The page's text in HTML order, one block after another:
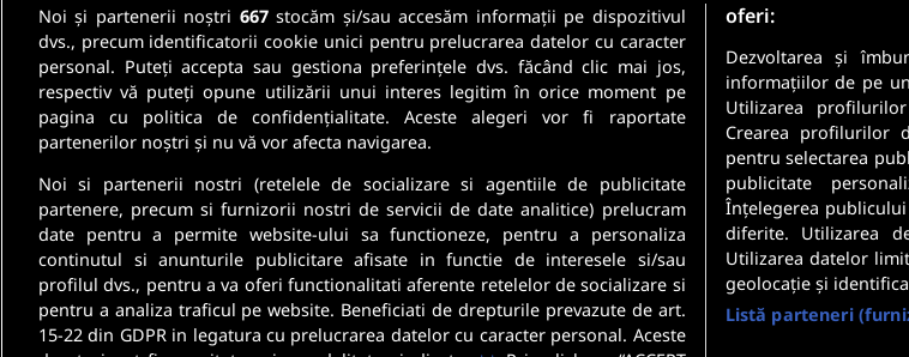
Fii informat
Aboneaza-te la newsletter-ul nostru si primeste cele mai recente
oferte de munca si informatii despre cariera direct in inbox-ul tau.
Sunt
Securitatea
Noi și partenerii noștri 667stocăm și/sau accesăm informații pe dispozitivul
dvs., precum identificatorii cookie unici pentru prelucrarea datelor cu caracter
personal. Puteți accepta sau gestiona preferințele dvs. făcând clic mai jos,
respectiv vă puteți opune utilizării unui interes legitim în orice moment pe
pagina cu politica de confidențialitate. Aceste alegeri vor fi raportate
partenerilor noștri și nu vă vor afecta navigarea.
Noi si partenerii nostri (retelele de socializare si agentiile de publicitate
partenere, precum si furnizorii nostri de servicii de date analitice) prelucram
date pentru a permite website-ului sa functioneze, pentru a personaliza
continutul si anunturile publicitare afisate in functie de interesele si/sau
profilul dvs., pentru a va oferi functionalitati aferente retelelor de socializare si
pentru a analiza traficul pe website. Beneficiati de drepturile prevazute de art.
15-22 din GDPR in legatura cu prelucrarea datelor cu caracter personal. Aceste
oferi:
Dezvoltarea și
informațiilor de pe
Utilizarea
Crearea profilurilor
pentru selectarea
publicitate
Înțelegerea
diferite. Utilizarea
Utilizarea datelor
geolocație și
Listă parteneri